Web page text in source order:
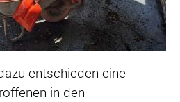
entschieden eine
in den